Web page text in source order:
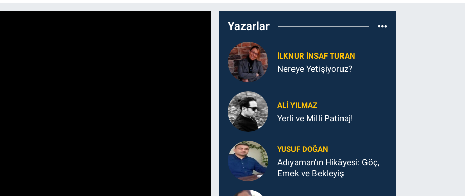
Yazarlar
İLKNUR İNSAF TURAN
Nereye Yetişiyoruz?
ALI YILMAZ
Yerli ve Milli Patinaj!
YUSUF DOĞAN
Adıyaman'ın Hikâyesi: Göç,
Emek ve Bekleyiş